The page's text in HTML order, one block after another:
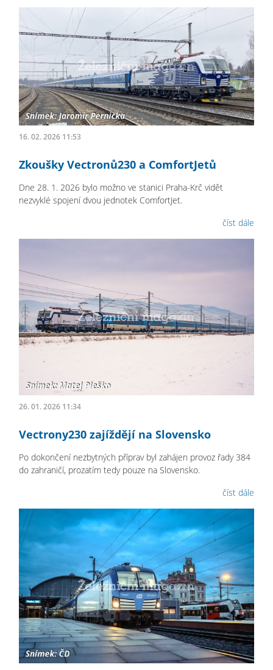
16. 02. 2026 11:53
Zkoušky Vectronů230 a ComfortJetů
Dne 28. 1. 2026 bylo možno ve stanici Praha-Krč vidět
nezvyklé spojení dvou jednotek ComfortJet.
číst dále
26. 01. 2026 11:34
Vectrony230 zajíždějí na Slovensko
Po dokončení nezbytných příprav byl zahájen provoz řady 384
do zahraničí, prozatím tedy pouze na Slovensko.
číst dále